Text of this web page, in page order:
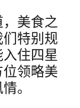
美食之
特别规
住四星
领略美
。